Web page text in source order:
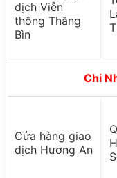
dịch Viễn
thông Thăng
Bìn
Chi
Cửa hàng giao
dịch Hương An